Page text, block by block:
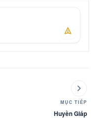
MỤC TIẾP
Huyền Giáp